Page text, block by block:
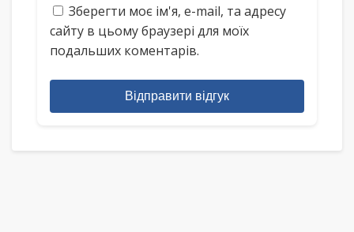
Зберегти моє ім'я, e-mail, та адресу
сайту в цьому браузері для моїх
подальших коментарів.
Відправити відгук